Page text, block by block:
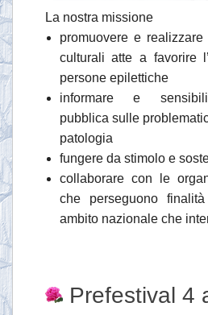
La nostra missione
promuovere e
culturali atte a favorire
persone epilettiche
informare e
pubblica sulle
patologia
fungere da stimolo e
collaborare con le
che perseguono
ambito nazionale che
Prefestival 4